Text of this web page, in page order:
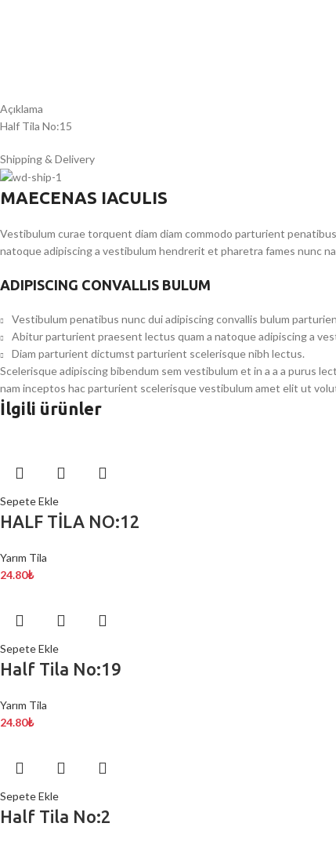
Açıklama
Half Tila No:15
Shipping & Delivery
MAECENAS IACULIS
Vestibulum curae torquent diam diam commodo parturient
natoque adipiscing a vestibulum hendrerit et pharetra fames nunc
ADIPISCING CONVALLIS BULUM
Vestibulum penatibus nunc dui adipiscing convallis bulum
Abitur parturient praesent lectus quam a natoque adipiscing a
Diam parturient dictumst parturient scelerisque nibh lectus.
Scelerisque adipiscing bibendum sem vestibulum et in a a a purus
nam inceptos hac parturient scelerisque vestibulum amet elit ut
İlgili ürünler
Sepete Ekle
HALF TİLA NO:12
Yarım Tila
24.80₺
Sepete Ekle
Half Tila No:19
Yarım Tila
24.80₺
Sepete Ekle
Half Tila No:2